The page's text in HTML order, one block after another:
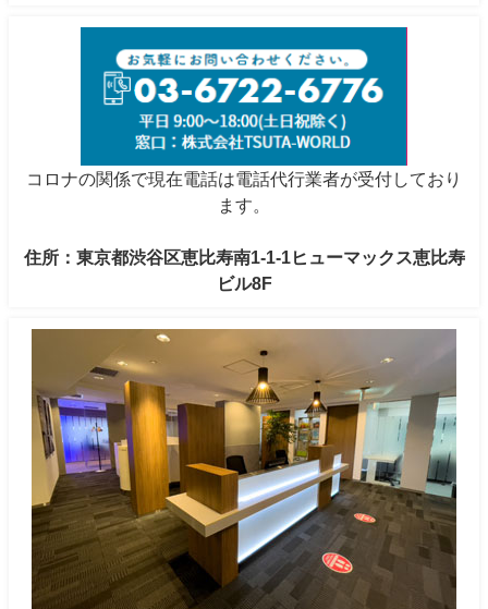
コロナの関係で現在電話は電話代行業者が受付しており
ます。
住所：東京都渋谷区恵比寿南1-1-1ヒューマックス恵比寿
ビル8F